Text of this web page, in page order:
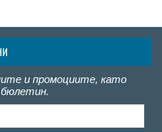
и промоциите, като